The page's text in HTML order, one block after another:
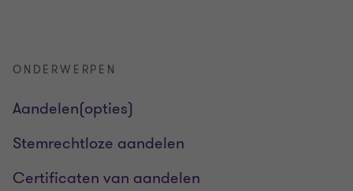
ONDERWERPEN
Aandelen(opties)
Stemrechtloze aandelen
Certificaten van aandelen